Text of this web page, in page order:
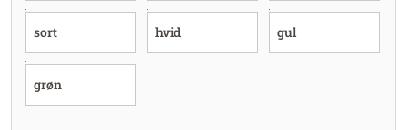
sort hvid gul
grøn